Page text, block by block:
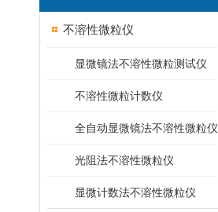
不溶性微粒仪
显微镜法不溶性微粒测试仪
不溶性微粒计数仪
全自动显微镜法不溶性微粒仪
光阻法不溶性微粒仪
显微计数法不溶性微粒仪